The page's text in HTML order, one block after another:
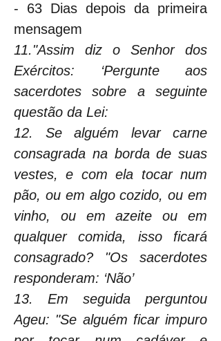
- 63 Dias depois da primeira
mensagem
11."Assim diz o Senhor dos
Exércitos: ‘Pergunte aos
sacerdotes sobre a seguinte
questão da Lei:
12. Se alguém levar carne
consagrada na borda de suas
vestes, e com ela tocar num
pão, ou em algo cozido, ou em
vinho, ou em azeite ou em
qualquer comida, isso ficará
consagrado? "Os sacerdotes
responderam: ‘Não’
13. Em seguida perguntou
Ageu: "Se alguém ficar impuro